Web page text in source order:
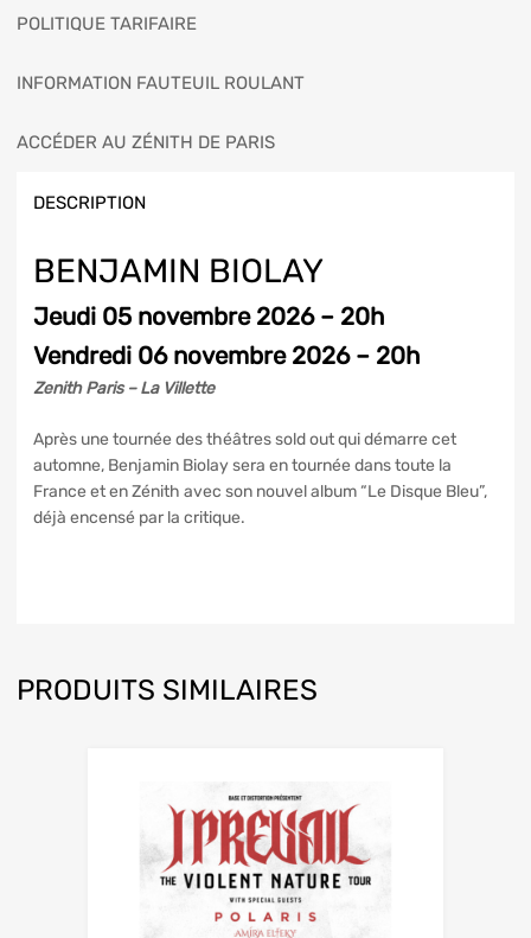
POLITIQUE TARIFAIRE
INFORMATION FAUTEUIL ROULANT
ACCÉDER AU ZÉNITH DE PARIS
DESCRIPTION
BENJAMIN BIOLAY
Jeudi 05 novembre 2026 – 20h
Vendredi 06 novembre 2026 – 20h
Zenith Paris – La Villette
Après une tournée des théâtres sold out qui démarre cet
automne, Benjamin Biolay sera en tournée dans toute la
France et en Zénith avec son nouvel album “Le Disque Bleu”,
déjà encensé par la critique.
PRODUITS SIMILAIRES